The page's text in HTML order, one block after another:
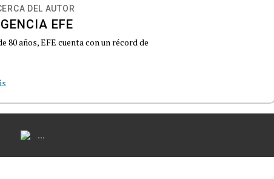
DEL AUTOR
EFE
80 años, EFE cuenta con un récord de
...